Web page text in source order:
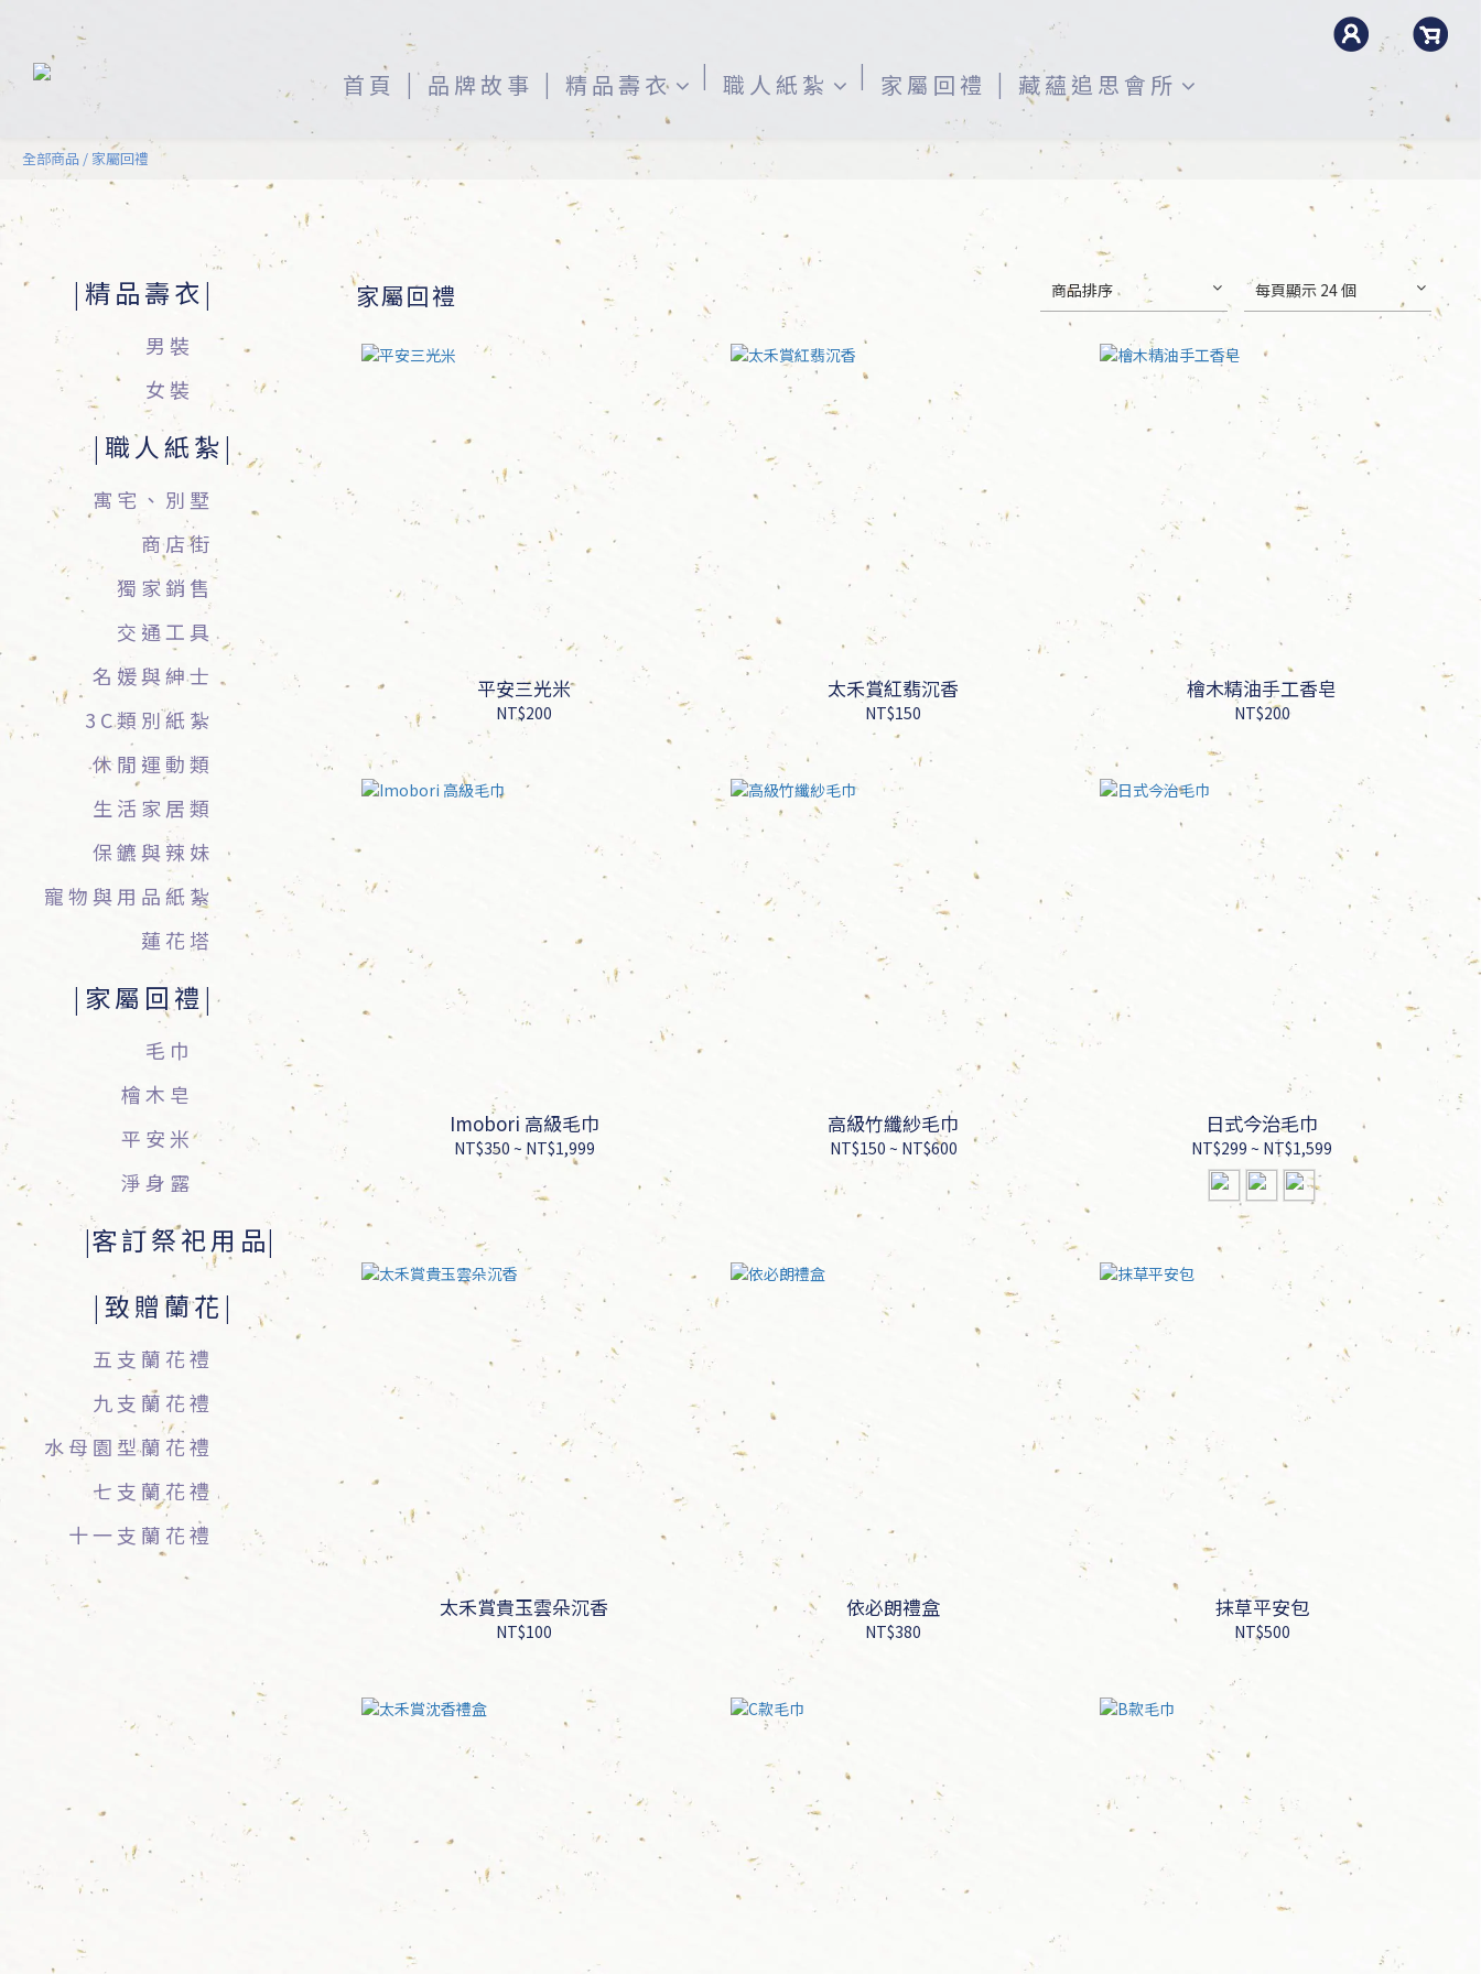
首頁 品牌故事 精品壽衣 職人紙紮 家屬回禮 藏蘊追思會所
全部商品 / 家屬回禮
精品壽衣
男裝
女裝
職人紙紮
寓宅、別墅
商店街
獨家銷售
交通工具
名媛與紳士
3C類別紙紮
休閒運動類
生活家居類
保鑣與辣妹
寵物與用品紙紮
蓮花塔
家屬回禮
毛巾
檜木皂
平安米
淨身露
客訂祭祀用品
致贈蘭花
五支蘭花禮
九支蘭花禮
水母園型蘭花禮
七支蘭花禮
十一支蘭花禮
家屬回禮 商品排序 每頁顯示 24 個
平安三光米
NT$200
太禾賞紅翡沉香
NT$150
檜木精油手工香皂
NT$200
Imobori 高級毛巾
NT$350 ~ NT$1,999
高級竹纖紗毛巾
NT$150 ~ NT$600
日式今治毛巾
NT$299 ~ NT$1,599
太禾賞貴玉雲朵沉香
NT$100
依必朗禮盒
NT$380
抹草平安包
NT$500